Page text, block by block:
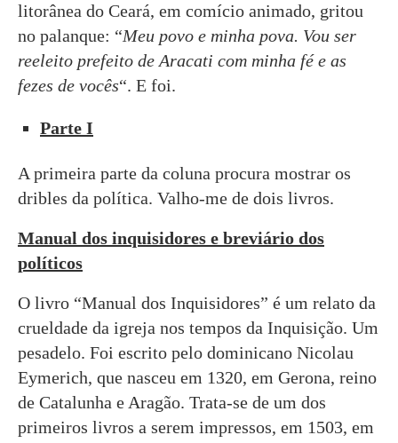
litorânea do Ceará, em comício animado, gritou
no palanque: “Meu povo e minha pova. Vou ser
reeleito prefeito de Aracati com minha fé e as
fezes de vocês“. E foi.
Parte I
A primeira parte da coluna procura mostrar os
dribles da política. Valho-me de dois livros.
Manual dos inquisidores e breviário dos
políticos
O livro “Manual dos Inquisidores” é um relato da
crueldade da igreja nos tempos da Inquisição. Um
pesadelo. Foi escrito pelo dominicano Nicolau
Eymerich, que nasceu em 1320, em Gerona, reino
de Catalunha e Aragão. Trata-se de um dos
primeiros livros a serem impressos, em 1503, em